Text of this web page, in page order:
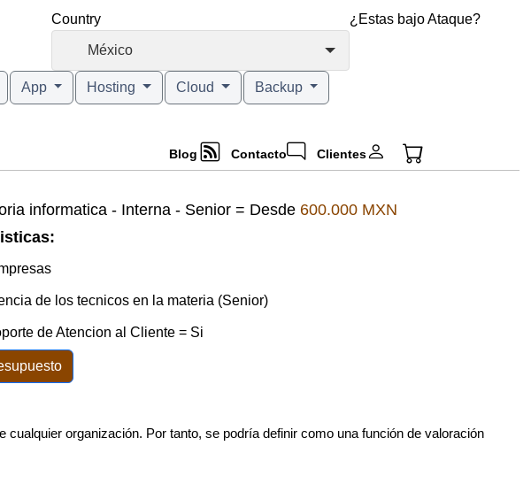
Country
México
¿Estas bajo Ataque?
App Hosting Cloud Backup
Blog Contacto Clientes
informatica - Interna - Senior = Desde 600.000 MXN
de los tecnicos en la materia (Senior)
de Atencion al Cliente = Si
organización. Por tanto, se podría definir como una función de valoración